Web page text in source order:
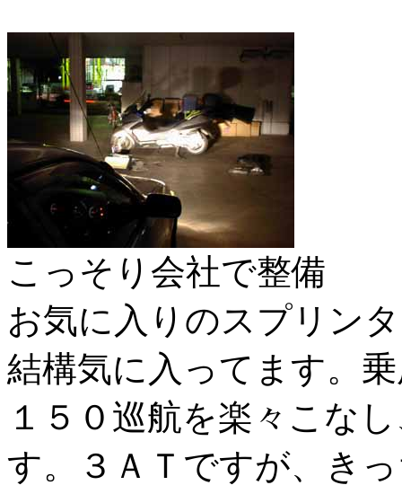
こっそり会社で整備
お気に入りのスプリン
結構気に入ってます。
１５０巡航を楽々こな
す。３ＡＴですが、き